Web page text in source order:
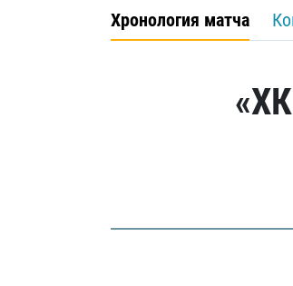
Хронология матча